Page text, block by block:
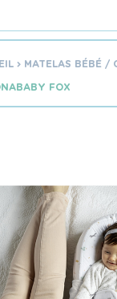
MATELAS BÉBÉ /
FOX